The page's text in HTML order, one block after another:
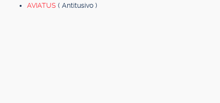
AVIATUS ( Antitusivo )